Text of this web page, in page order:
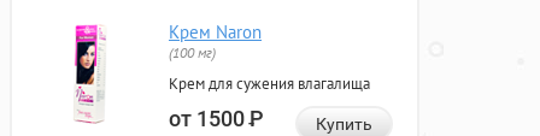
Крем Naron
(100 мг)
Крем для сужения влагалища
от 1500Р Купить